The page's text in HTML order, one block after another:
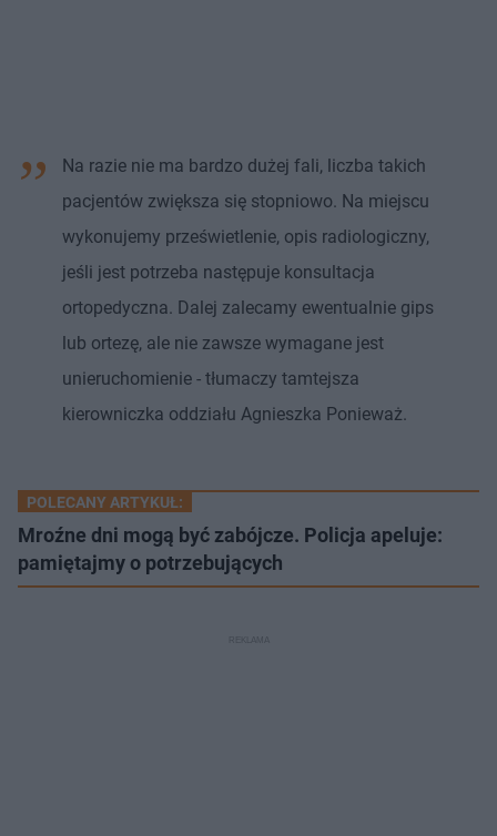
Na razie nie ma bardzo dużej fali, liczba takich
pacjentów zwiększa się stopniowo. Na miejscu
wykonujemy prześwietlenie, opis radiologiczny,
jeśli jest potrzeba następuje konsultacja
ortopedyczna. Dalej zalecamy ewentualnie gips
lub ortezę, ale nie zawsze wymagane jest
unieruchomienie - tłumaczy tamtejsza
kierowniczka oddziału Agnieszka Ponieważ.
POLECANY ARTYKUŁ:
Mroźne dni mogą być zabójcze. Policja apeluje:
pamiętajmy o potrzebujących